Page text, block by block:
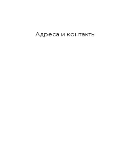
Адреса и контакты